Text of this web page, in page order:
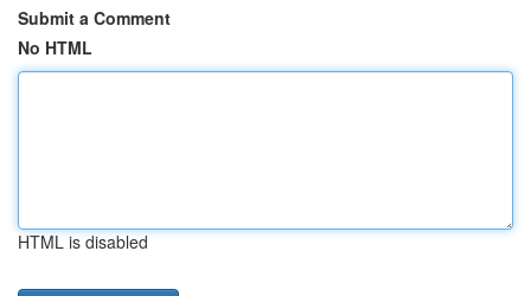
Submit a Comment
No HTML
HTML is disabled